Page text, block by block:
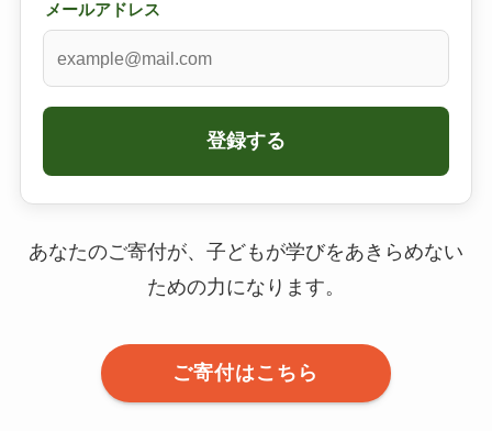
メールアドレス
登録する
あなたのご寄付が、子どもが学びをあきらめない
ための力になります。
ご寄付はこちら